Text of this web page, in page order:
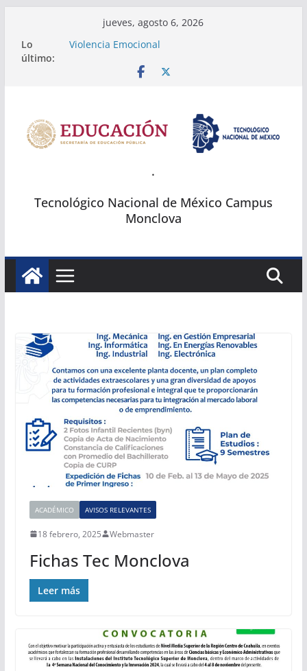
contenido
jueves, agosto 6, 2026
Lo
último:
Violencia Emocional
Temarios del Concurso Regional de Ciencias
.
Tecnológico Nacional de México Campus
Monclova
ACADÉMICO AVISOS RELEVANTES
18 febrero, 2025 Webmaster
Fichas Tec Monclova
Leer más